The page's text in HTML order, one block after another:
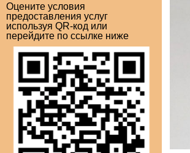
Оцените условия
предоставления услуг
используя QR-код или
перейдите по ссылке ниже